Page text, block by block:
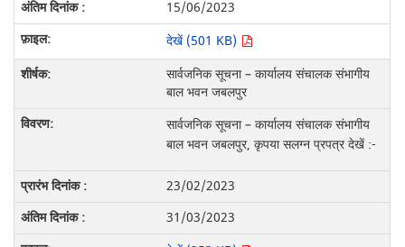
15/06/2023
देखें (501 KB)
सार्वजनिक सूचना – कार्यालय संचालक संभागीय
बाल भवन जबलपुर
सार्वजनिक सूचना – कार्यालय संचालक संभागीय
बाल भवन जबलपुर, कृपया सलग्न प्रपत्र देखें :-
23/02/2023
31/03/2023